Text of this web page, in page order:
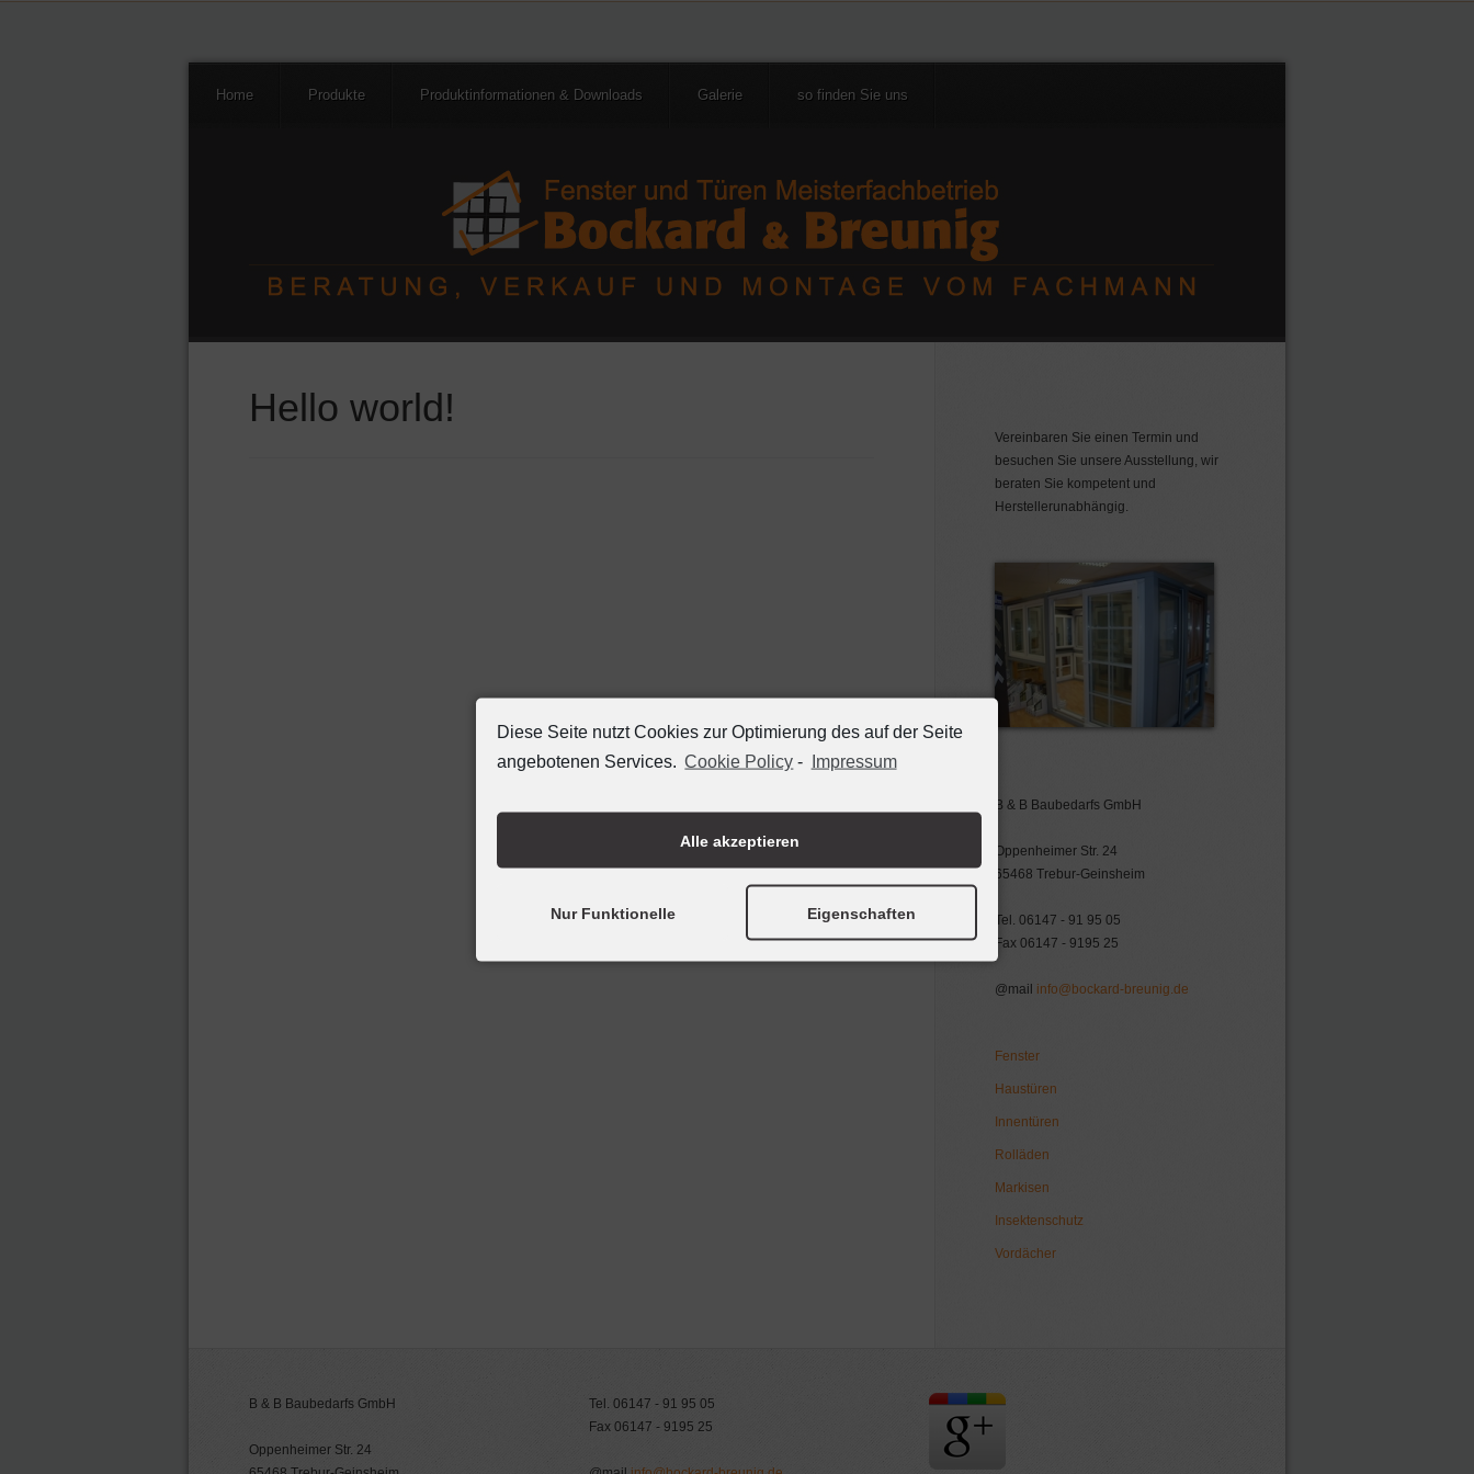
Diese Seite nutzt Cookies zur Optimierung des auf der Seite
angebotenen Services. Cookie Policy - Impressum
Alle akzeptieren
Nur Funktionelle Eigenschaften
Home Produkte Produktinformationen & Downloads Galerie so finden Sie uns
Hello world!
Vereinbaren Sie einen Termin und
besuchen Sie unsere Ausstellung, wir
beraten Sie kompetent und
Herstellerunabhängig.
B & B Baubedarfs GmbH
Oppenheimer Str. 24
65468 Trebur-Geinsheim
Tel. 06147 - 91 95 05
Fax 06147 - 9195 25
@mail info@bockard-breunig.de
Fenster
Haustüren
Innentüren
Rolläden
Markisen
Insektenschutz
Vordächer
B & B Baubedarfs GmbH
Oppenheimer Str. 24
Tel. 06147 - 91 95 05
Fax 06147 - 9195 25